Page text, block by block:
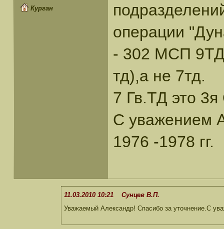
Курган
операции
- 302 МСП 9ТД
тд),а не 7тд.
7 Гв.ТД это
С уважением
1976 -1978 гг.
11.03.2010 10:21 Сунцев В.П.
Уважаемый Александр! Спасибо за уточнение.С